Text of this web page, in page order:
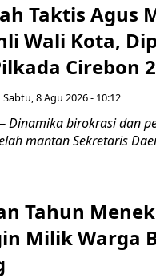
Taktis Agus
Wali Kota,
Cirebon
Sabtu, 8 Agu 2026 - 10:12
Dinamika birokrasi dan
mantan Sekretaris
Tahun
Milik Warga